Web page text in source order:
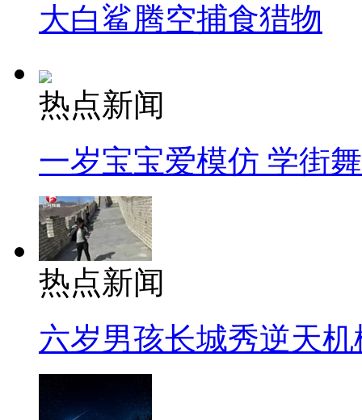
大白鲨腾空捕食猎物
热点新闻
一岁宝宝爱模仿 学街
热点新闻
六岁男孩长城秀逆天机